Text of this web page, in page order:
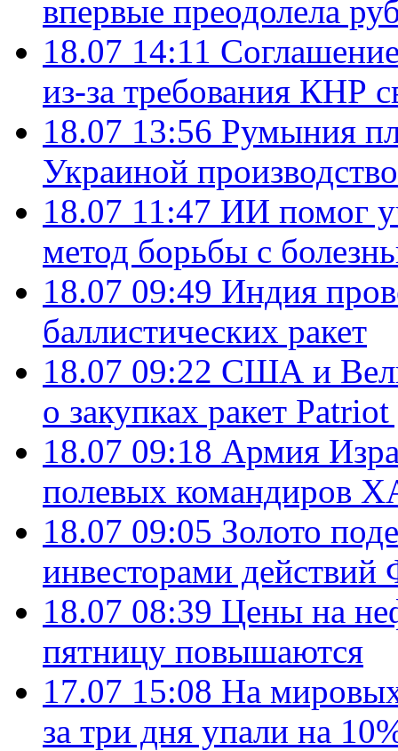
впервые преодолела
18.07 14:11
из-за требования КНР
18.07 13:56 Румыния
Украиной
18.07 11:47 ИИ помог
метод борьбы с
18.07 09:49 Индия
баллистических ракет
18.07 09:22 США и
о закупках ракет
18.07 09:18 Армия
полевых командиров
18.07 09:05 Золото
инвесторами
18.07 08:39 Цены на
пятницу повышаются
17.07 15:08 На
за три дня упали на